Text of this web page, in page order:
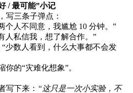
/ 最可能”小记
写三条子弹点：
个人不同意，我尴尬 10 分钟。”
人私信我，想了解合作。”
“少数人看到，什么大事都不会发
你的“灾难化想象”。
写下来： “这只是一次小实验，不